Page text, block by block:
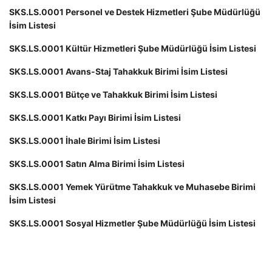
SKS.LS.0001 Personel ve Destek Hizmetleri Şube Müdürlüğü
İsim Listesi
SKS.LS.0001 Kültür Hizmetleri Şube Müdürlüğü İsim Listesi
SKS.LS.0001 Avans-Staj Tahakkuk Birimi İsim Listesi
SKS.LS.0001 Bütçe ve Tahakkuk Birimi İsim Listesi
SKS.LS.0001 Katkı Payı Birimi İsim Listesi
SKS.LS.0001 İhale Birimi İsim Listesi
SKS.LS.0001 Satın Alma Birimi İsim Listesi
SKS.LS.0001 Yemek Yürütme Tahakkuk ve Muhasebe Birimi
İsim Listesi
SKS.LS.0001 Sosyal Hizmetler Şube Müdürlüğü İsim Listesi